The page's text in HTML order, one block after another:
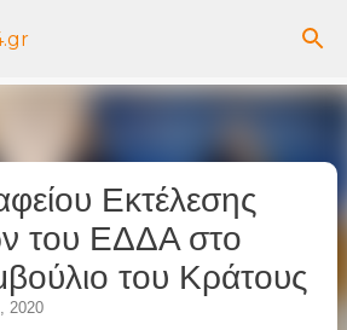
στο κύριο περιεχόμενο
Εκτέλεσης
του ΕΔΔΑ στο
του Κράτους
2020